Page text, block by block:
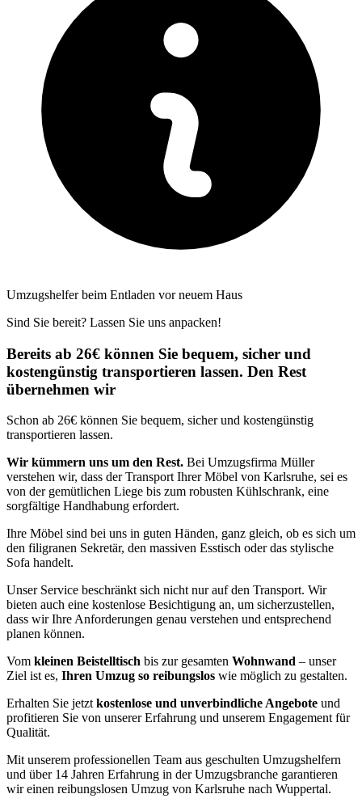
Umzugshelfer beim Entladen vor neuem Haus
Sind Sie bereit? Lassen Sie uns anpacken!
Bereits ab 26€ können Sie bequem, sicher und
kostengünstig transportieren lassen. Den Rest
übernehmen wir
Schon ab 26€ können Sie bequem, sicher und kostengünstig
transportieren lassen.
Wir kümmern uns um den Rest. Bei Umzugsfirma Müller
verstehen wir, dass der Transport Ihrer Möbel von Karlsruhe, sei es
von der gemütlichen Liege bis zum robusten Kühlschrank, eine
sorgfältige Handhabung erfordert.
Ihre Möbel sind bei uns in guten Händen, ganz gleich, ob es sich um
den filigranen Sekretär, den massiven Esstisch oder das stylische
Sofa handelt.
Unser Service beschränkt sich nicht nur auf den Transport. Wir
bieten auch eine kostenlose Besichtigung an, um sicherzustellen,
dass wir Ihre Anforderungen genau verstehen und entsprechend
planen können.
Vom kleinen Beistelltisch bis zur gesamten Wohnwand – unser
Ziel ist es, Ihren Umzug so reibungslos wie möglich zu gestalten.
Erhalten Sie jetzt kostenlose und unverbindliche Angebote und
profitieren Sie von unserer Erfahrung und unserem Engagement für
Qualität.
Mit unserem professionellen Team aus geschulten Umzugshelfern
und über 14 Jahren Erfahrung in der Umzugsbranche garantieren
wir einen reibungslosen Umzug von Karlsruhe nach Wuppertal.